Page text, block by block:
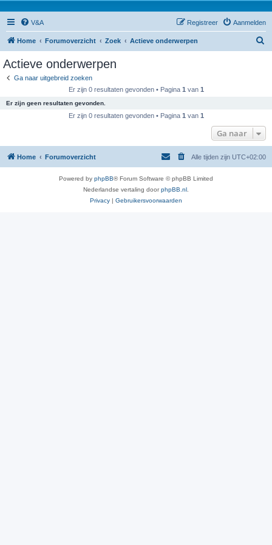
V&A Aanmelden
Registreer
Home Forumoverzicht Zoek Actieve onderwerpen
Actieve onderwerpen
Ga naar uitgebreid zoeken
Er zijn 0 resultaten gevonden • Pagina 1 van 1
Er zijn geen resultaten gevonden.
Er zijn 0 resultaten gevonden • Pagina 1 van 1
Ga naar
Home Forumoverzicht Alle tijden zijn UTC+02:00
Powered by phpBB® Forum Software © phpBB Limited
Nederlandse vertaling doorphpBB.nl
Privacy | Gebruikersvoorwaarden